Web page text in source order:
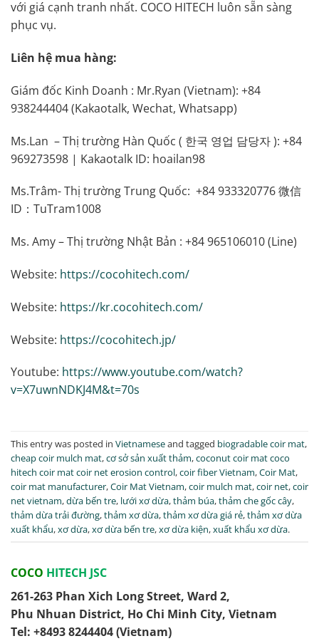
với giá cạnh tranh nhất. COCO HITECH luôn sẵn sàng
phục vụ.
Liên hệ mua hàng:
Giám đốc Kinh Doanh : Mr.Ryan (Vietnam): +84
938244404 (Kakaotalk, Wechat, Whatsapp)
Ms.Lan – Thị trường Hàn Quốc ( 한국 영업 담당자 ): +84
969273598 | Kakaotalk ID: hoailan98
Ms.Trâm- Thị trường Trung Quốc: +84 933320776 微信
ID：TuTram1008
Ms. Amy – Thị trường Nhật Bản : +84 965106010 (Line)
Website: https://cocohitech.com/
Website: https://kr.cocohitech.com/
Website: https://cocohitech.jp/
Youtube: https://www.youtube.com/watch?
v=X7uwnNDKJ4M&t=70s
This entry was posted in Vietnameseand tagged biogradable coir mat,
cheap coir mulch mat,cơ sở sản xuất thảm,coconut coir mat coco
hitech coir mat coir net erosion control,coir fiber Vietnam,Coir Mat,
coir mat manufacturer,Coir Mat Vietnam,coir mulch mat,coir net,coir
net vietnam,dừa bến tre, lưới xơ dừa,thảm búa,thảm che gốc cây,
thảm dừa trải đường,thảm xơ dừa,thảm xơ dừa giá rẻ,thảm xơ dừa
xuất khẩu,xơ dừa,xơ dừa bến tre,xơ dừa kiện,xuất khẩu xơ dừa.
COCO HITECH JSC
261-263 Phan Xich Long Street, Ward 2,
Phu Nhuan District, Ho Chi Minh City, Vietnam
Tel: ‭+8493 8244404‬ (Vietnam)